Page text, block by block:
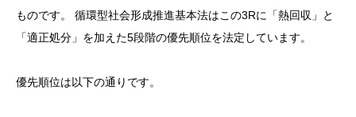
ものです。 循環型社会形成推進基本法はこの3Rに「熱回収」と
「適正処分」を加えた5段階の優先順位を法定しています。
優先順位は以下の通りです。